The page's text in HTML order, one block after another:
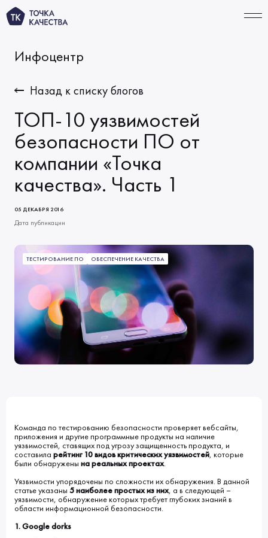
УСЛУГИ
Тестирование ИИ‑продуктов
Функциональное тестирование
Тестирование производительности
Решения по качеству
Виды тестирования
Индустрии
КОМПАНИЯ
О нас
Миссия и ценности
Начало сотрудничества
Клиенты
Наши процессы
ТАРИФЫ
Новости
Мы в СМИ
КАРЬЕРА
Вакансии
Развитие и карьерный рост
Обучение
КОНТАКТЫ
ВВЕДИТЕ ПОИСКОВУЮ ФРАЗУ
Инфоцентр
Назад к списку блогов
ТОП-10 уязвимостей
безопасности ПО от
компании «Точка
качества». Часть 1
05 ДЕКАБРЯ 2016
Дата публикации
ТЕСТИРОВАНИЕ ПО ОБЕСПЕЧЕНИЕ КАЧЕСТВА
Команда по тестированию безопасности проверяет вебсайты,
приложения и другие программные продукты на наличие
уязвимостей, ставящих под угрозу защищенность продукта, и
составила рейтинг 10 видов критических уязвимостей, которые
были обнаружены на реальных проектах.
Уязвимости упорядочены по сложности их обнаружения. В данной
статье указаны 5 наиболее простых из них, а в следующей –
уязвимости, обнаружение которых требует глубоких знаний в
области информационной безопасности.
1. Google dorks